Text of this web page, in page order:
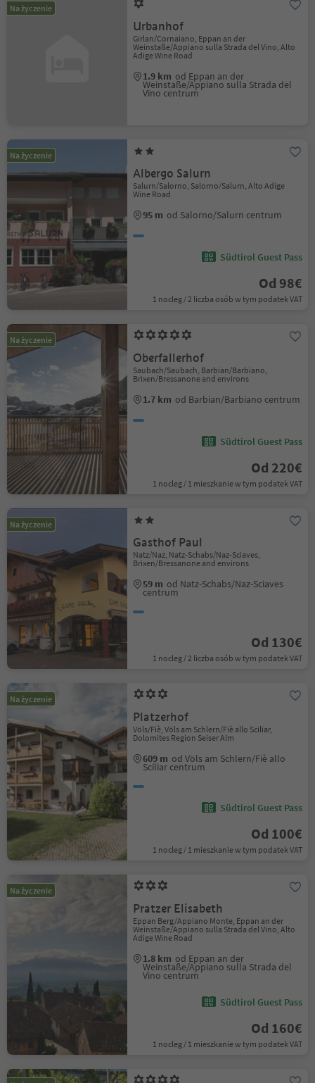
Na życzenie
Urbanhof
Girlan/Cornaiano, Eppan an der
Weinstaße/Appiano sulla Strada del Vino, Alto
Adige Wine Road
1.9 km od Eppan an der
Weinstaße/Appiano sulla Strada del
Vino centrum
Na życzenie
Albergo Salurn
Salurn/Salorno, Salorno/Salurn, Alto Adige
Wine Road
95 m od Salorno/Salurn centrum
Südtirol Guest Pass
Od 98€
1 nocleg / 2 liczba osób w tym podatek VAT
Na życzenie
Oberfallerhof
Saubach/Saubach, Barbian/Barbiano,
Brixen/Bressanone and environs
1.7 km od Barbian/Barbiano centrum
Südtirol Guest Pass
Od 220€
1 nocleg / 1 mieszkanie w tym podatek VAT
Na życzenie
Gasthof Paul
Natz/Naz, Natz-Schabs/Naz-Sciaves,
Brixen/Bressanone and environs
59 m od Natz-Schabs/Naz-Sciaves
centrum
Od 130€
1 nocleg / 2 liczba osób w tym podatek VAT
Na życzenie
Platzerhof
Völs/Fiè, Völs am Schlern/Fiè allo Sciliar,
Dolomites Region Seiser Alm
609 m od Völs am Schlern/Fiè allo
Sciliar centrum
Südtirol Guest Pass
Od 100€
1 nocleg / 1 mieszkanie w tym podatek VAT
Na życzenie
Pratzer Elisabeth
Eppan Berg/Appiano Monte, Eppan an der
Weinstaße/Appiano sulla Strada del Vino, Alto
Adige Wine Road
1.8 km od Eppan an der
Weinstaße/Appiano sulla Strada del
Vino centrum
Südtirol Guest Pass
Od 160€
1 nocleg / 1 mieszkanie w tym podatek VAT